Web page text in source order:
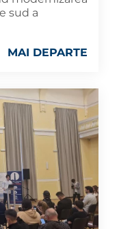
sud a
MAI DEPARTE